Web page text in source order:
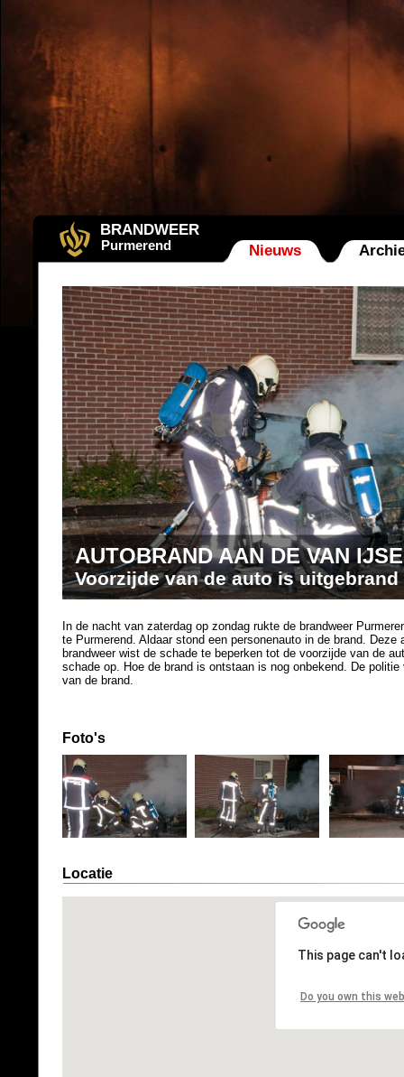
In de nacht van zaterdag op zondag rukte de brandweer
te Purmerend. Aldaar stond een personenauto in de brand.
brandweer wist de schade te beperken tot de voorzijde van de
schade op. Hoe de brand is ontstaan is nog onbekend. De
van de brand.
Locatie
Foto's
This page can't
Do you own this
Purmerend
BRANDWEER
Nieuws
AUTOBRAND AAN DE VAN
Voorzijde van de auto is uitgebrand